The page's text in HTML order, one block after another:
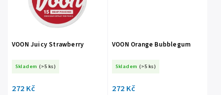
VOON Juicy Strawberry
Skladem (>5 ks)
272 Kč
VOON Orange Bubblegum
Skladem (>5 ks)
272 Kč